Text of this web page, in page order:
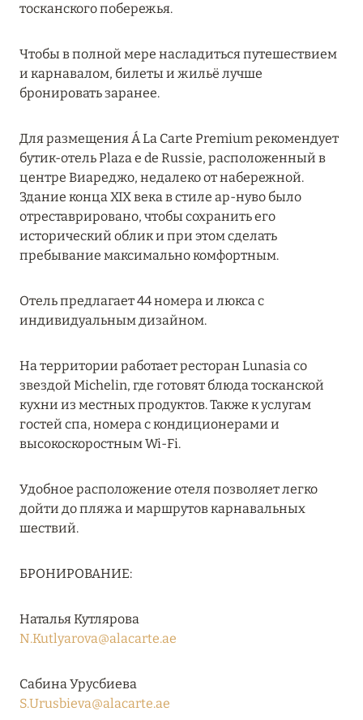
ATLANTIS THE PALM: НОВЫЙ ПАКЕТ
НАПИТКОВ ДЛЯ HB И FB
Подробнее
13 февраля 2025
MANDARIN ORIENTAL JUMEIRA, DUBAI:
СКИДКИ ДО 30 % ОТ СУММЫ КОНТРАКТА НА
РАЗМЕЩЕНИЕ ВЕСНОЙ
Подробнее
11 декабря 2024
КОНЦЕПЦИЯ «ВСЁ ВКЛЮЧЕНО – ВСЁ
ЭКСКЛЮЗИВНО»
Подробнее
HÔTEL BARRIÈRE LES NEIGES
Подробнее
27 сентября 2024
Подробнее
27 сентября 2024
тосканского побережья.
Чтобы в полной мере насладиться путешествием
и карнавалом, билеты и жильё лучше
бронировать заранее.
Для размещения Á La Carte Premium рекомендует
бутик-отель Plaza e de Russie, расположенный в
центре Виареджо, недалеко от набережной.
Здание конца XIX века в стиле ар-нуво было
отреставрировано, чтобы сохранить его
исторический облик и при этом сделать
пребывание максимально комфортным.
Отель предлагает 44 номера и люкса с
индивидуальным дизайном.
На территории работает ресторан Lunasia со
звездой Michelin, где готовят блюда тосканской
кухни из местных продуктов. Также к услугам
гостей спа, номера с кондиционерами и
высокоскоростным Wi-Fi.
Удобное расположение отеля позволяет легко
дойти до пляжа и маршрутов карнавальных
шествий.
БРОНИРОВАНИЕ:
Наталья Кутлярова
N.Kutlyarova@alacarte.ae
Сабина Урусбиева
S.Urusbieva@alacarte.ae